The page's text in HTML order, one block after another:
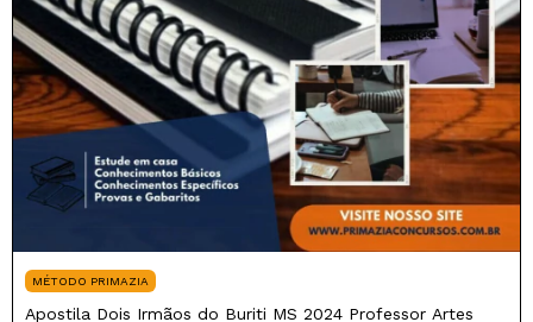
MÉTODO PRIMAZIA
Apostila Dois Irmãos do Buriti MS 2024 Professor Artes